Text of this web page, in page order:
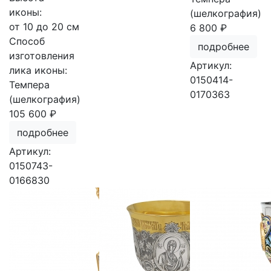
иконы:
от 10 до 20 см
Способ
изготовления
лика иконы:
Темпера
(шелкография)
105 600 ₽
подробнее
Артикул:
0150743-
0166830
(шелкография)
6 800 ₽
подробнее
Артикул:
0150414-
0170363